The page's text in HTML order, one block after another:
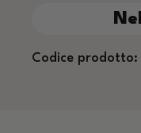
Codice prodotto: